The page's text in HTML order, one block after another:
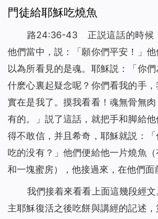
門徒給耶穌吃燒魚
路24:36-43 正説這話的時候
他們當中，説：「願你們平安！」他
以為所看見的是魂。耶穌説：「你
什麽心裏起疑念呢？你們看我的手
實在是我了。摸我看看！魂無骨無
有的。」説了這話，就把手和脚給
得不敢信，并且希奇，耶穌就説：
吃的没有？」他們便給他一片燒魚（
和一塊蜜房），他接過來，在他們面
我們接着來看看上面這幾段經
主耶穌復活之後吃餅與講經的記述